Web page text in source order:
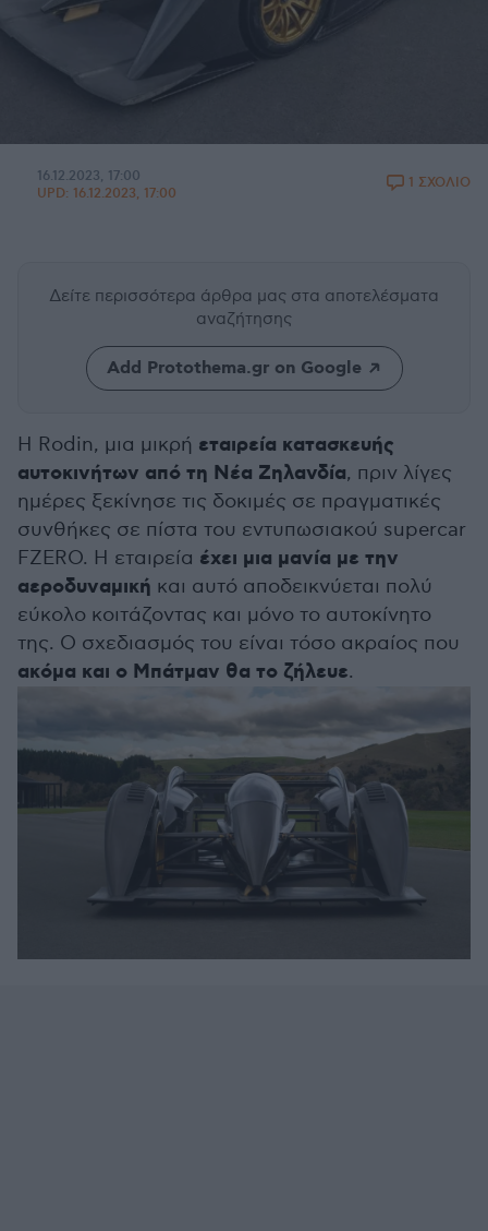
16.12.2023, 17:00
UPD: 16.12.2023, 17:00
1 ΣΧΟΛΙΟ
Δείτε περισσότερα άρθρα μας στα αποτελέσματα
αναζήτησης
Add Protothema.gr on Google
Η Rodin, μια μικρή εταιρεία κατασκευής
αυτοκινήτων από τη Νέα Ζηλανδία, πριν λίγες
ημέρες ξεκίνησε τις δοκιμές σε πραγματικές
συνθήκες σε πίστα του εντυπωσιακού supercar
FZERO. Η εταιρεία έχει μια μανία με την
αεροδυναμική και αυτό αποδεικνύεται πολύ
εύκολο κοιτάζοντας και μόνο το αυτοκίνητο
της. Ο σχεδιασμός του είναι τόσο ακραίος που
ακόμα και ο Μπάτμαν θα το ζήλευε.